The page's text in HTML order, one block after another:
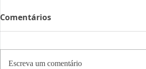
Comentários
Escreva um comentário